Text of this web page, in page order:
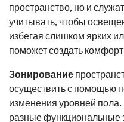
пространство, но и
учитывать, чтобы
избегая слишком ярких
поможет создать
Зонирование
осуществить с помощью
изменения уровней
разные функциональные